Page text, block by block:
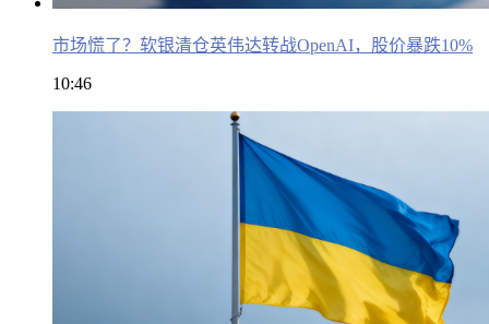
市场慌了？软银清仓英伟达转战OpenAI，股价暴跌10%
10:46